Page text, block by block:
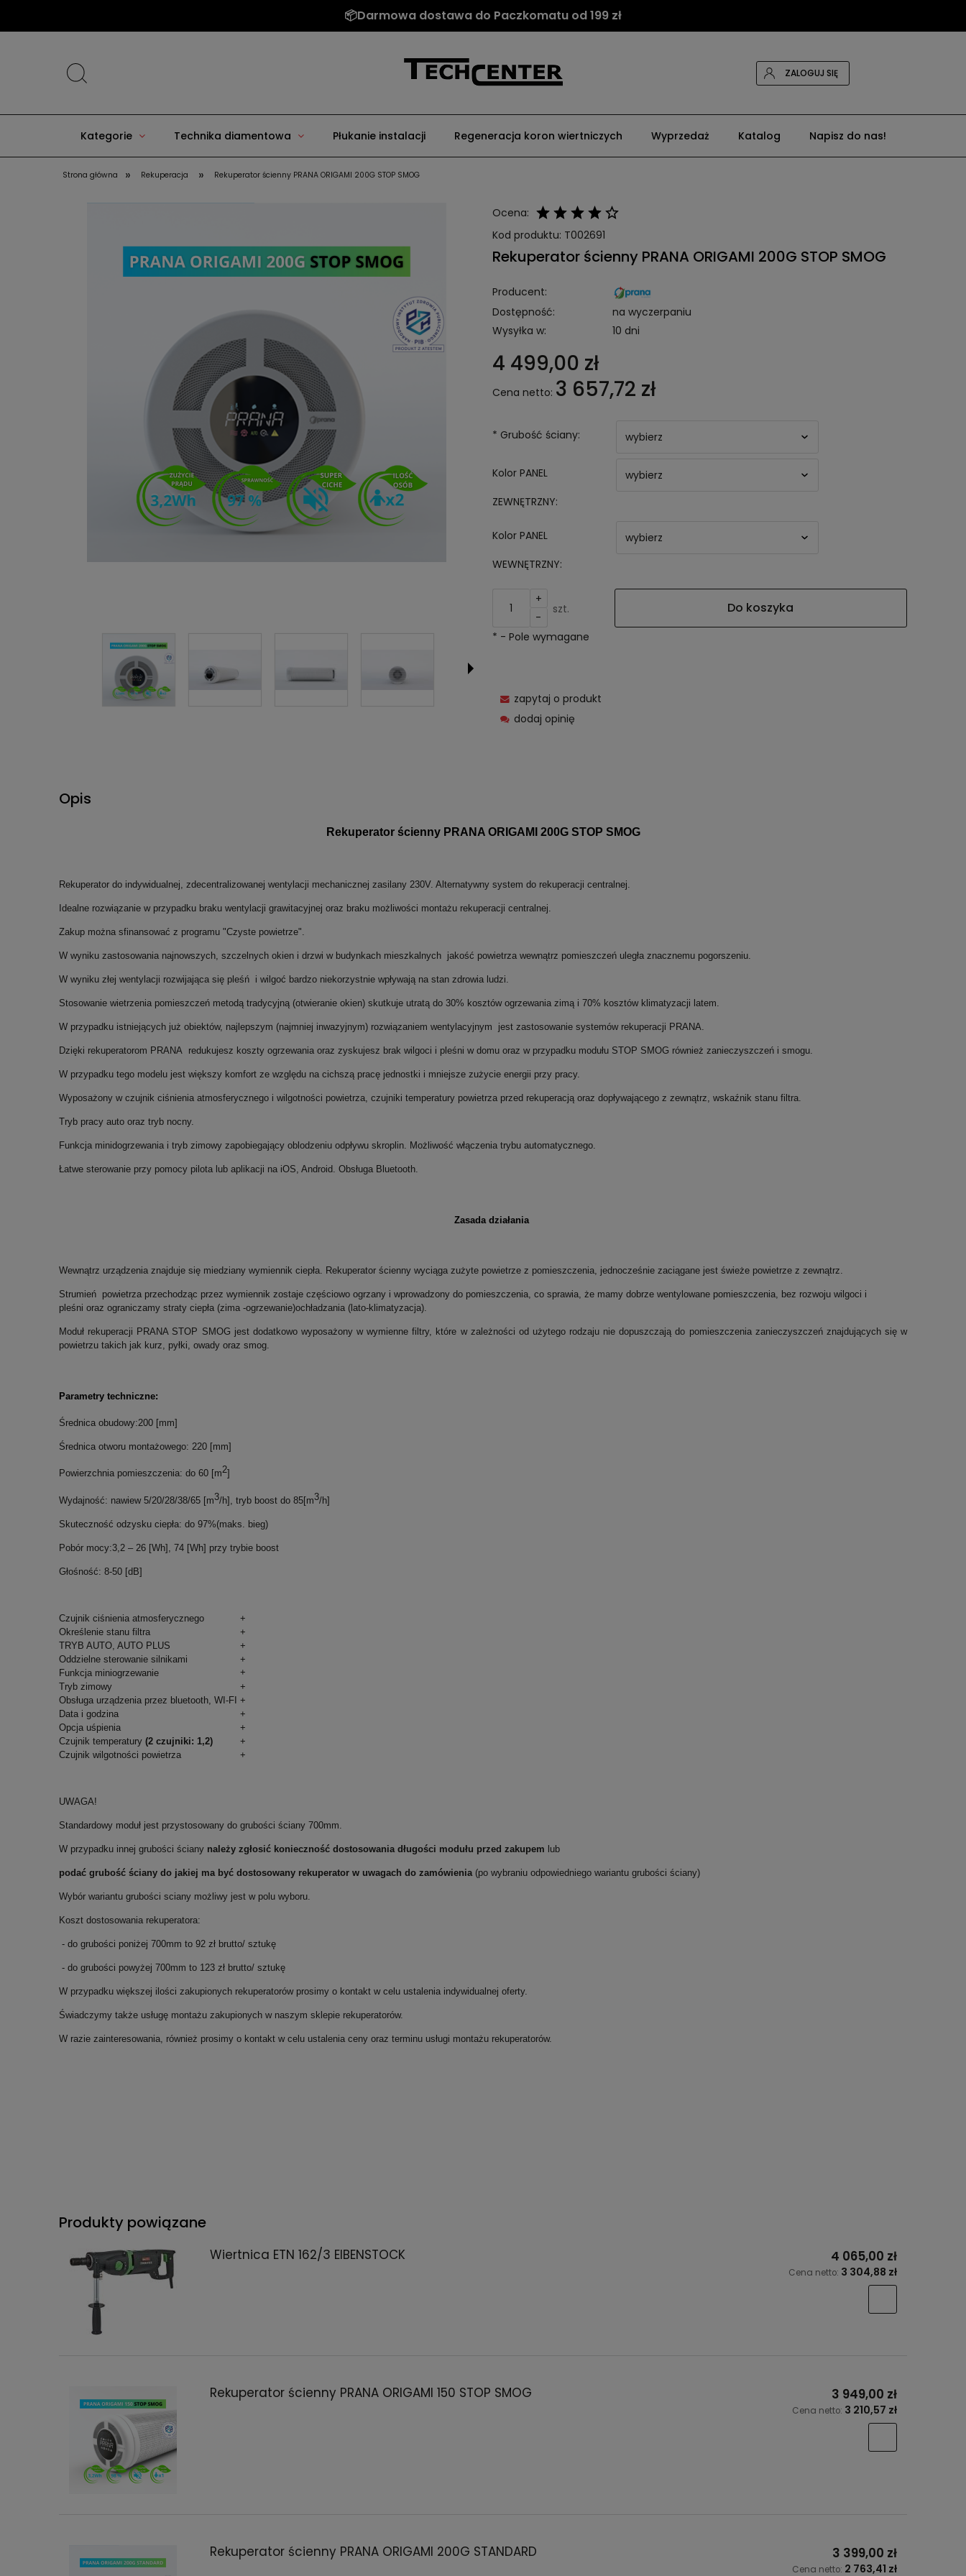
📦Darmowa dostawa do Paczkomatu od 199 zł
ZALOGUJ SIĘ
Kategorie Technika diamentowa Płukanie instalacji Regeneracja koron wiertniczych Wyprzedaż Katalog Napisz do nas!
Strona główna » Rekuperacja » Rekuperator ścienny PRANA ORIGAMI 200G STOP SMOG
Ocena:
Kod produktu: T002691
Rekuperator ścienny PRANA ORIGAMI 200G STOP SMOG
Producent:
Dostępność:
na wyczerpaniu
Wysyłka w:
10 dni
4 499,00 zł
Cena netto: 3 657,72 zł
* Grubość ściany:
Kolor PANEL
ZEWNĘTRZNY:
Kolor PANEL
WEWNĘTRZNY:
+
-
szt. Do koszyka
* - Pole wymagane
zapytaj o produkt
dodaj opinię
Opis
Rekuperator ścienny PRANA ORIGAMI 200G STOP SMOG
Rekuperator do indywidualnej, zdecentralizowanej wentylacji mechanicznej zasilany 230V. Alternatywny system do rekuperacji centralnej.
Idealne rozwiązanie w przypadku braku wentylacji grawitacyjnej oraz braku możliwości montażu rekuperacji centralnej.
Zakup można sfinansować z programu "Czyste powietrze".
W wyniku zastosowania najnowszych, szczelnych okien i drzwi w budynkach mieszkalnych jakość powietrza wewnątrz pomieszczeń uległa znacznemu pogorszeniu.
W wyniku złej wentylacji rozwijająca się pleśń i wilgoć bardzo niekorzystnie wpływają na stan zdrowia ludzi.
Stosowanie wietrzenia pomieszczeń metodą tradycyjną (otwieranie okien) skutkuje utratą do 30% kosztów ogrzewania zimą i 70% kosztów klimatyzacji latem.
W przypadku istniejących już obiektów, najlepszym (najmniej inwazyjnym) rozwiązaniem wentylacyjnym jest zastosowanie systemów rekuperacji PRANA.
Dzięki rekuperatorom PRANA redukujesz koszty ogrzewania oraz zyskujesz brak wilgoci i pleśni w domu oraz w przypadku modułu STOP SMOG również zanieczyszczeń i smogu.
W przypadku tego modelu jest większy komfort ze względu na cichszą pracę jednostki i mniejsze zużycie energii przy pracy.
Wyposażony w czujnik ciśnienia atmosferycznego i wilgotności powietrza, czujniki temperatury powietrza przed rekuperacją oraz dopływającego z zewnątrz, wskaźnik stanu filtra.
Tryb pracy auto oraz tryb nocny.
Funkcja minidogrzewania i tryb zimowy zapobiegający oblodzeniu odpływu skroplin. Możliwość włączenia trybu automatycznego.
Łatwe sterowanie przy pomocy pilota lub aplikacji na iOS, Android. Obsługa Bluetooth.
Zasada działania
Wewnątrz urządzenia znajduje się miedziany wymiennik ciepła. Rekuperator ścienny wyciąga zużyte powietrze z pomieszczenia, jednocześnie zaciągane jest świeże powietrze z zewnątrz.
Strumień powietrza przechodząc przez wymiennik zostaje częściowo ogrzany i wprowadzony do pomieszczenia, co sprawia, że mamy dobrze wentylowane pomieszczenia, bez rozwoju wilgoci i
pleśni oraz ograniczamy straty ciepła (zima -ogrzewanie)ochładzania (lato-klimatyzacja).
Moduł rekuperacji PRANA STOP SMOG jest dodatkowo wyposażony w wymienne filtry, które w zależności od użytego rodzaju nie dopuszczają do pomieszczenia zanieczyszczeń znajdujących się w
powietrzu takich jak kurz, pyłki, owady oraz smog.
Parametry techniczne:
Średnica obudowy:200 [mm]
Średnica otworu montażowego: 220 [mm]
Powierzchnia pomieszczenia: do 60 [m2
Wydajność: nawiew 5/20/28/38/65 [m3/h], tryb boost do 85[m3/h]
Skuteczność odzysku ciepła: do 97%(maks. bieg)
Pobór mocy:3,2 – 26 [Wh], 74 [Wh] przy trybie boost
Głośność: 8-50 [dB]
Czujnik ciśnienia atmosferycznego
+
Określenie stanu filtra
+
TRYB AUTO, AUTO PLUS
+
Oddzielne sterowanie silnikami
+
Funkcja miniogrzewanie
+
Tryb zimowy
+
Obsługa urządzenia przez bluetooth, WI-FI +
Data i godzina
+
Opcja uśpienia
+
Czujnik temperatury (2 czujniki: 1,2)
+
Czujnik wilgotności powietrza
+
UWAGA!
Standardowy moduł jest przystosowany do grubości ściany 700mm.
W przypadku innej grubości ściany należy zgłosić konieczność dostosowania długości modułu przed zakupem lub
podać grubość ściany do jakiej ma być dostosowany rekuperator w uwagach do zamówienia (po wybraniu odpowiedniego wariantu grubości ściany)
Wybór wariantu grubości sciany możliwy jest w polu wyboru.
Koszt dostosowania rekuperatora:
- do grubości poniżej 700mm to 92 zł brutto/ sztukę
- do grubości powyżej 700mm to 123 zł brutto/ sztukę
W przypadku większej ilości zakupionych rekuperatorów prosimy o kontakt w celu ustalenia indywidualnej oferty.
Świadczymy także usługę montażu zakupionych w naszym sklepie rekuperatorów.
W razie zainteresowania, również prosimy o kontakt w celu ustalenia ceny oraz terminu usługi montażu rekuperatorów.
Produkty powiązane
Wiertnica ETN 162/3 EIBENSTOCK 4 065,00 zł
Cena netto: 3 304,88 zł
Rekuperator ścienny PRANA ORIGAMI 150 STOP SMOG 3 949,00 zł
Cena netto: 3 210,57 zł
Rekuperator ścienny PRANA ORIGAMI 200G STANDARD 3 399,00 zł
Cena netto: 2 763,41 zł